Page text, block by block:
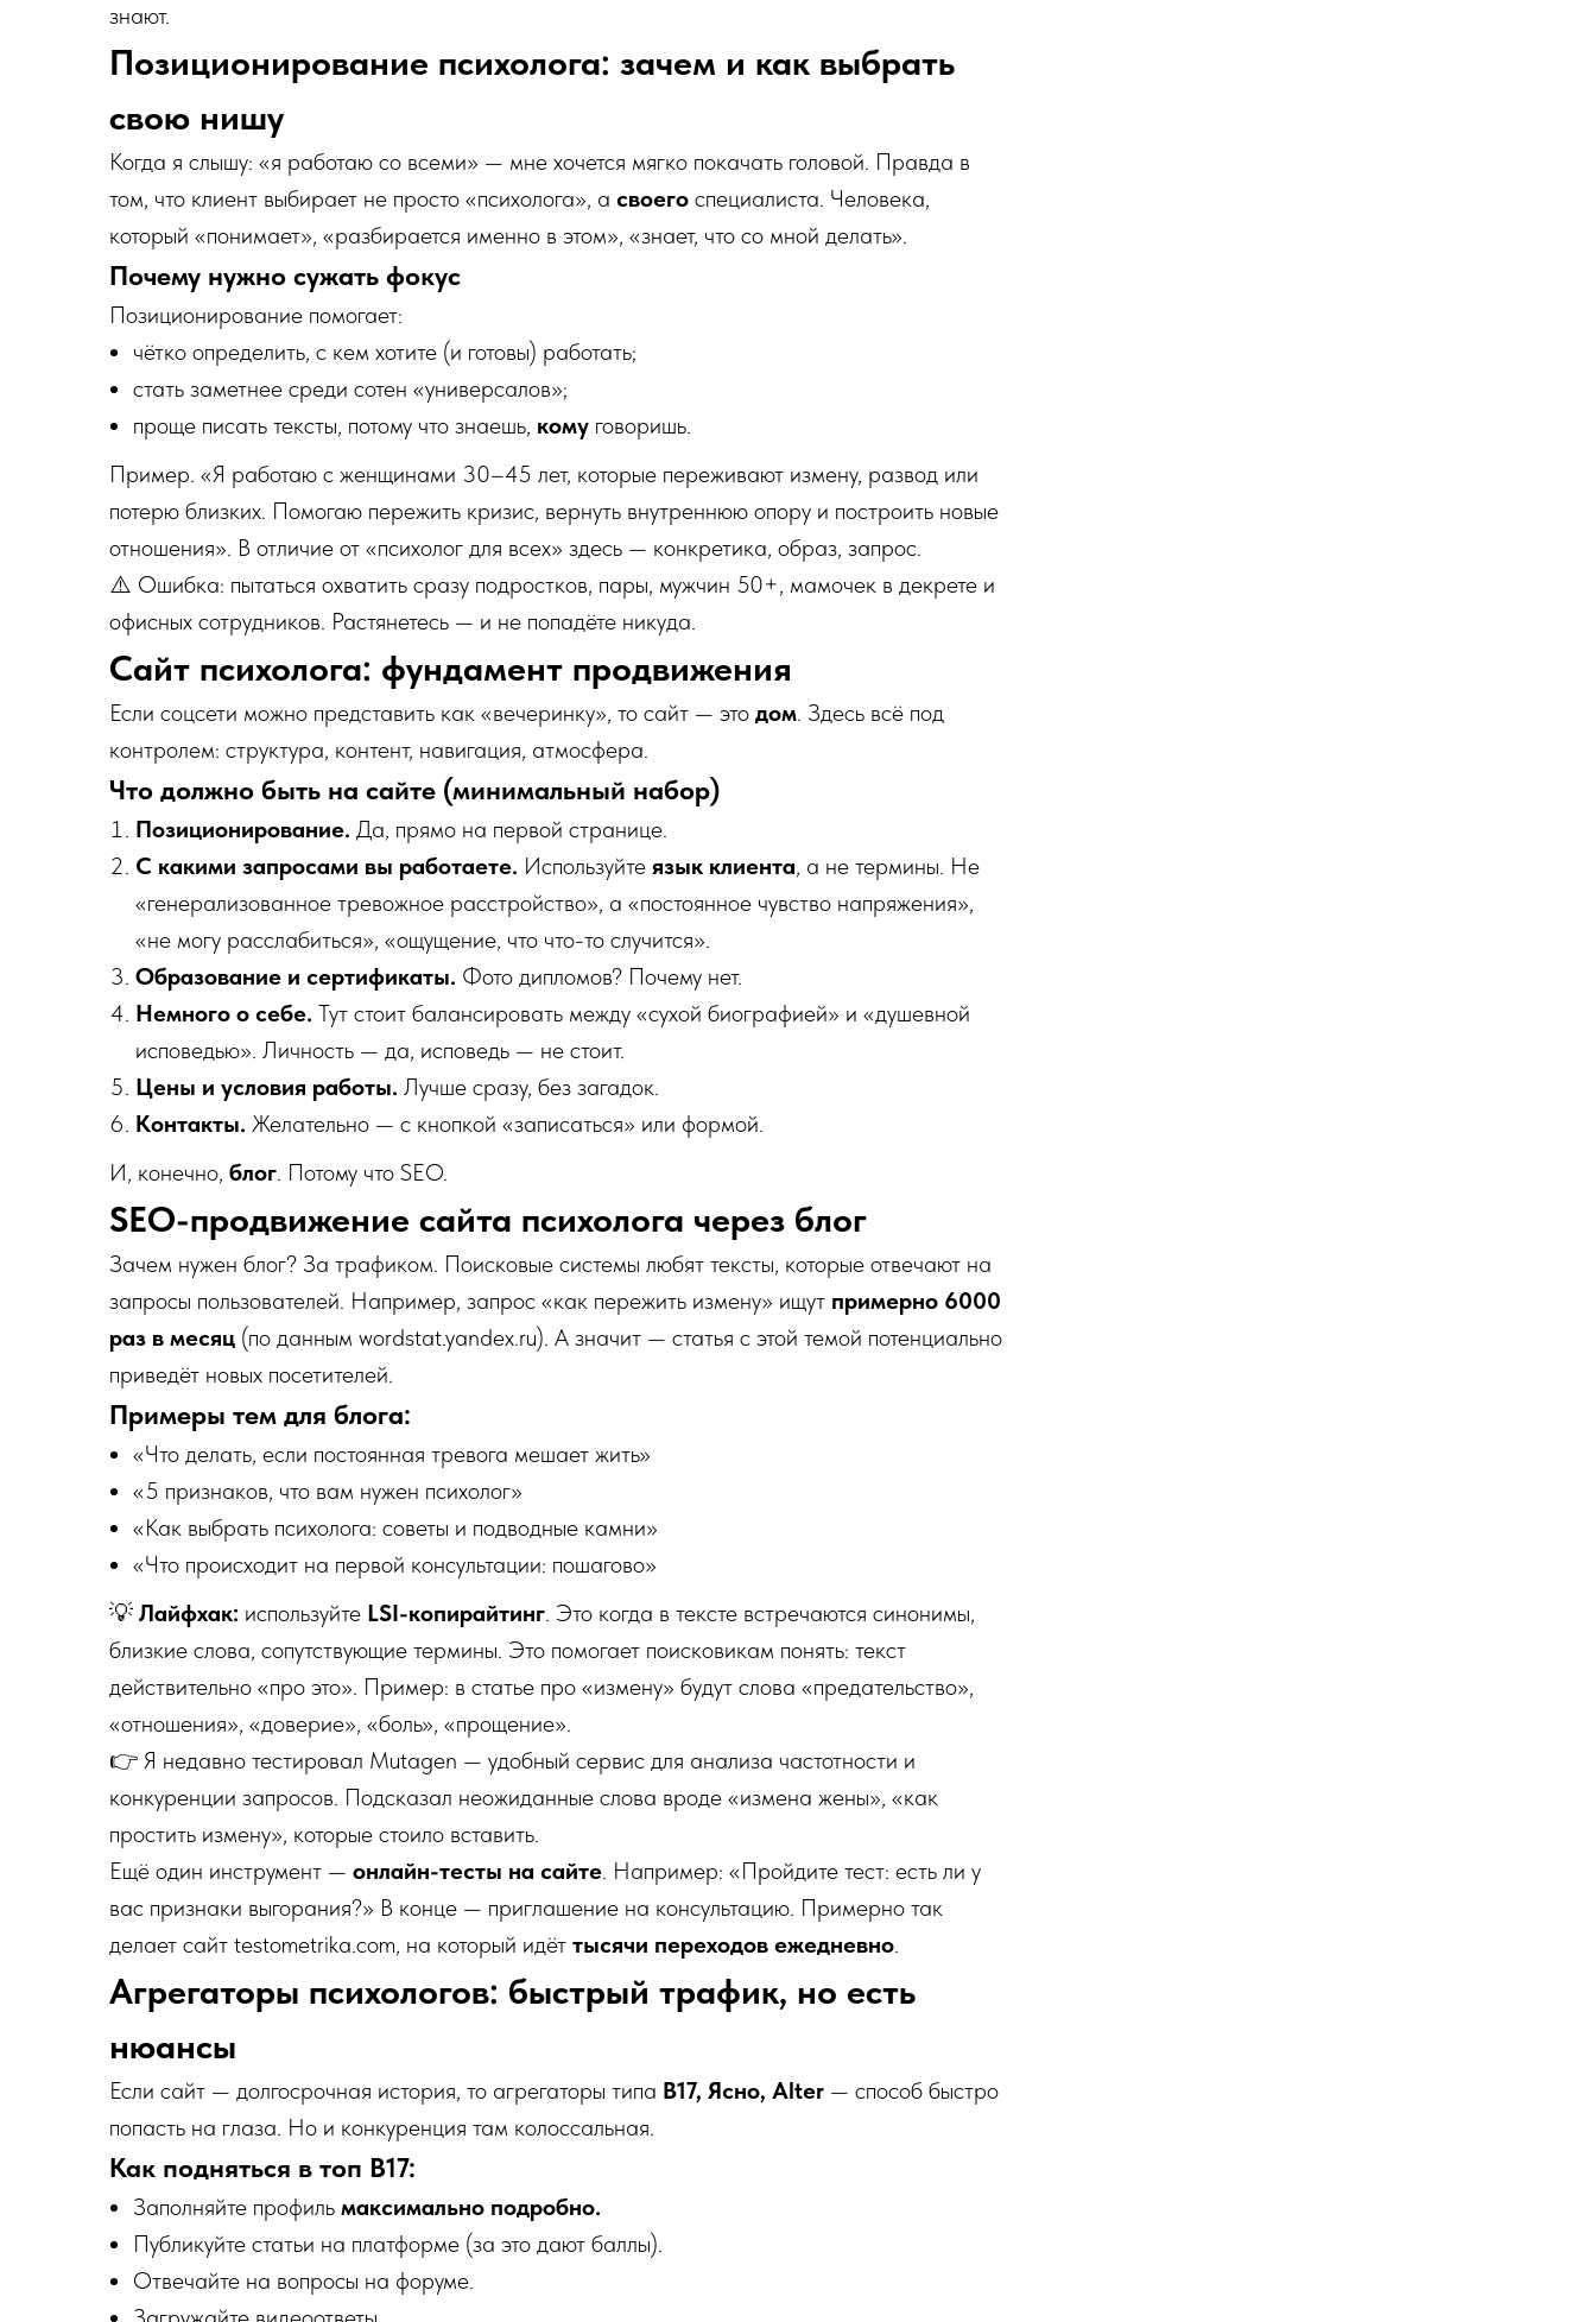
знают.
Позиционирование психолога: зачем и как выбрать
свою нишу
Когда я слышу: «я работаю со всеми» — мне хочется мягко покачать головой. Правда в
том, что клиент выбирает не просто «психолога», а своего специалиста. Человека,
который «понимает», «разбирается именно в этом», «знает, что со мной делать».
Почему нужно сужать фокус
Позиционирование помогает:
чётко определить, с кем хотите (и готовы) работать;
стать заметнее среди сотен «универсалов»;
проще писать тексты, потому что знаешь, кому говоришь.
Пример. «Я работаю с женщинами 30–45 лет, которые переживают измену, развод или
потерю близких. Помогаю пережить кризис, вернуть внутреннюю опору и построить новые
отношения». В отличие от «психолог для всех» здесь — конкретика, образ, запрос.
⚠️ Ошибка: пытаться охватить сразу подростков, пары, мужчин 50+, мамочек в декрете и
офисных сотрудников. Растянетесь — и не попадёте никуда.
Сайт психолога: фундамент продвижения
Если соцсети можно представить как «вечеринку», то сайт — это дом. Здесь всё под
контролем: структура, контент, навигация, атмосфера.
Что должно быть на сайте (минимальный набор)
Позиционирование. Да, прямо на первой странице.
С какими запросами вы работаете. Используйте язык клиента, а не термины. Не
«генерализованное тревожное расстройство», а «постоянное чувство напряжения»,
«не могу расслабиться», «ощущение, что что-то случится».
Образование и сертификаты. Фото дипломов? Почему нет.
Немного о себе. Тут стоит балансировать между «сухой биографией» и «душевной
исповедью». Личность — да, исповедь — не стоит.
Цены и условия работы. Лучше сразу, без загадок.
Контакты. Желательно — с кнопкой «записаться» или формой.
И, конечно, блог. Потому что SEO.
SEO-продвижение сайта психолога через блог
Зачем нужен блог? За трафиком. Поисковые системы любят тексты, которые отвечают на
запросы пользователей. Например, запрос «как пережить измену» ищут примерно 6000
раз в месяц (по данным wordstat.yandex.ru). А значит — статья с этой темой потенциально
приведёт новых посетителей.
Примеры тем для блога:
«Что делать, если постоянная тревога мешает жить»
«5 признаков, что вам нужен психолог»
«Как выбрать психолога: советы и подводные камни»
«Что происходит на первой консультации: пошагово»
💡 Лайфхак: используйте LSI-копирайтинг. Это когда в тексте встречаются синонимы,
близкие слова, сопутствующие термины. Это помогает поисковикам понять: текст
действительно «про это». Пример: в статье про «измену» будут слова «предательство»,
«отношения», «доверие», «боль», «прощение».
👉 Я недавно тестировал Mutagen — удобный сервис для анализа частотности и
конкуренции запросов. Подсказал неожиданные слова вроде «измена жены», «как
простить измену», которые стоило вставить.
Ещё один инструмент — онлайн-тесты на сайте. Например: «Пройдите тест: есть ли у
вас признаки выгорания?» В конце — приглашение на консультацию. Примерно так
делает сайт testometrika.com, на который идёт тысячи переходов ежедневно.
Агрегаторы психологов: быстрый трафик, но есть
нюансы
Если сайт — долгосрочная история, то агрегаторы типа B17, Ясно, Alter — способ быстро
попасть на глаза. Но и конкуренция там колоссальная.
Как подняться в топ B17:
Заполняйте профиль максимально подробно.
Публикуйте статьи на платформе (за это дают баллы).
Отвечайте на вопросы на форуме.